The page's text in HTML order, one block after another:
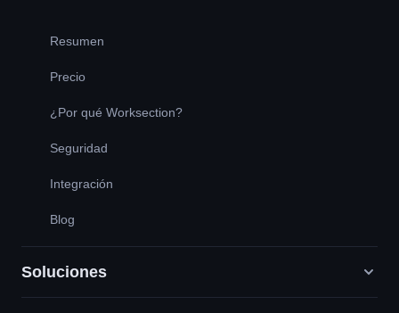
Resumen
Precio
¿Por qué Worksection?
Seguridad
Integración
Blog
Soluciones